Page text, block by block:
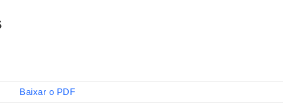
Baixar o PDF